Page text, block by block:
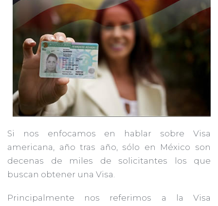
Si nos enfocamos en hablar sobre Visa
americana, año tras año, sólo en México son
decenas de miles de solicitantes los que
buscan obtener una Visa.
Principalmente nos referimos a la Visa